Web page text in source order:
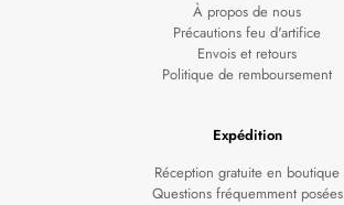
À propos de nous
Précautions feu d'artifice
Envois et retours
Politique de remboursement
Expédition
Réception gratuite en boutique
Questions fréquemment posées